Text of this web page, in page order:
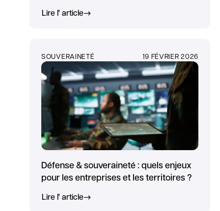
Lire l' article
SOUVERAINETÉ 19 FÉVRIER 2026
Défense & souveraineté : quels enjeux
pour les entreprises et les territoires ?
Lire l' article